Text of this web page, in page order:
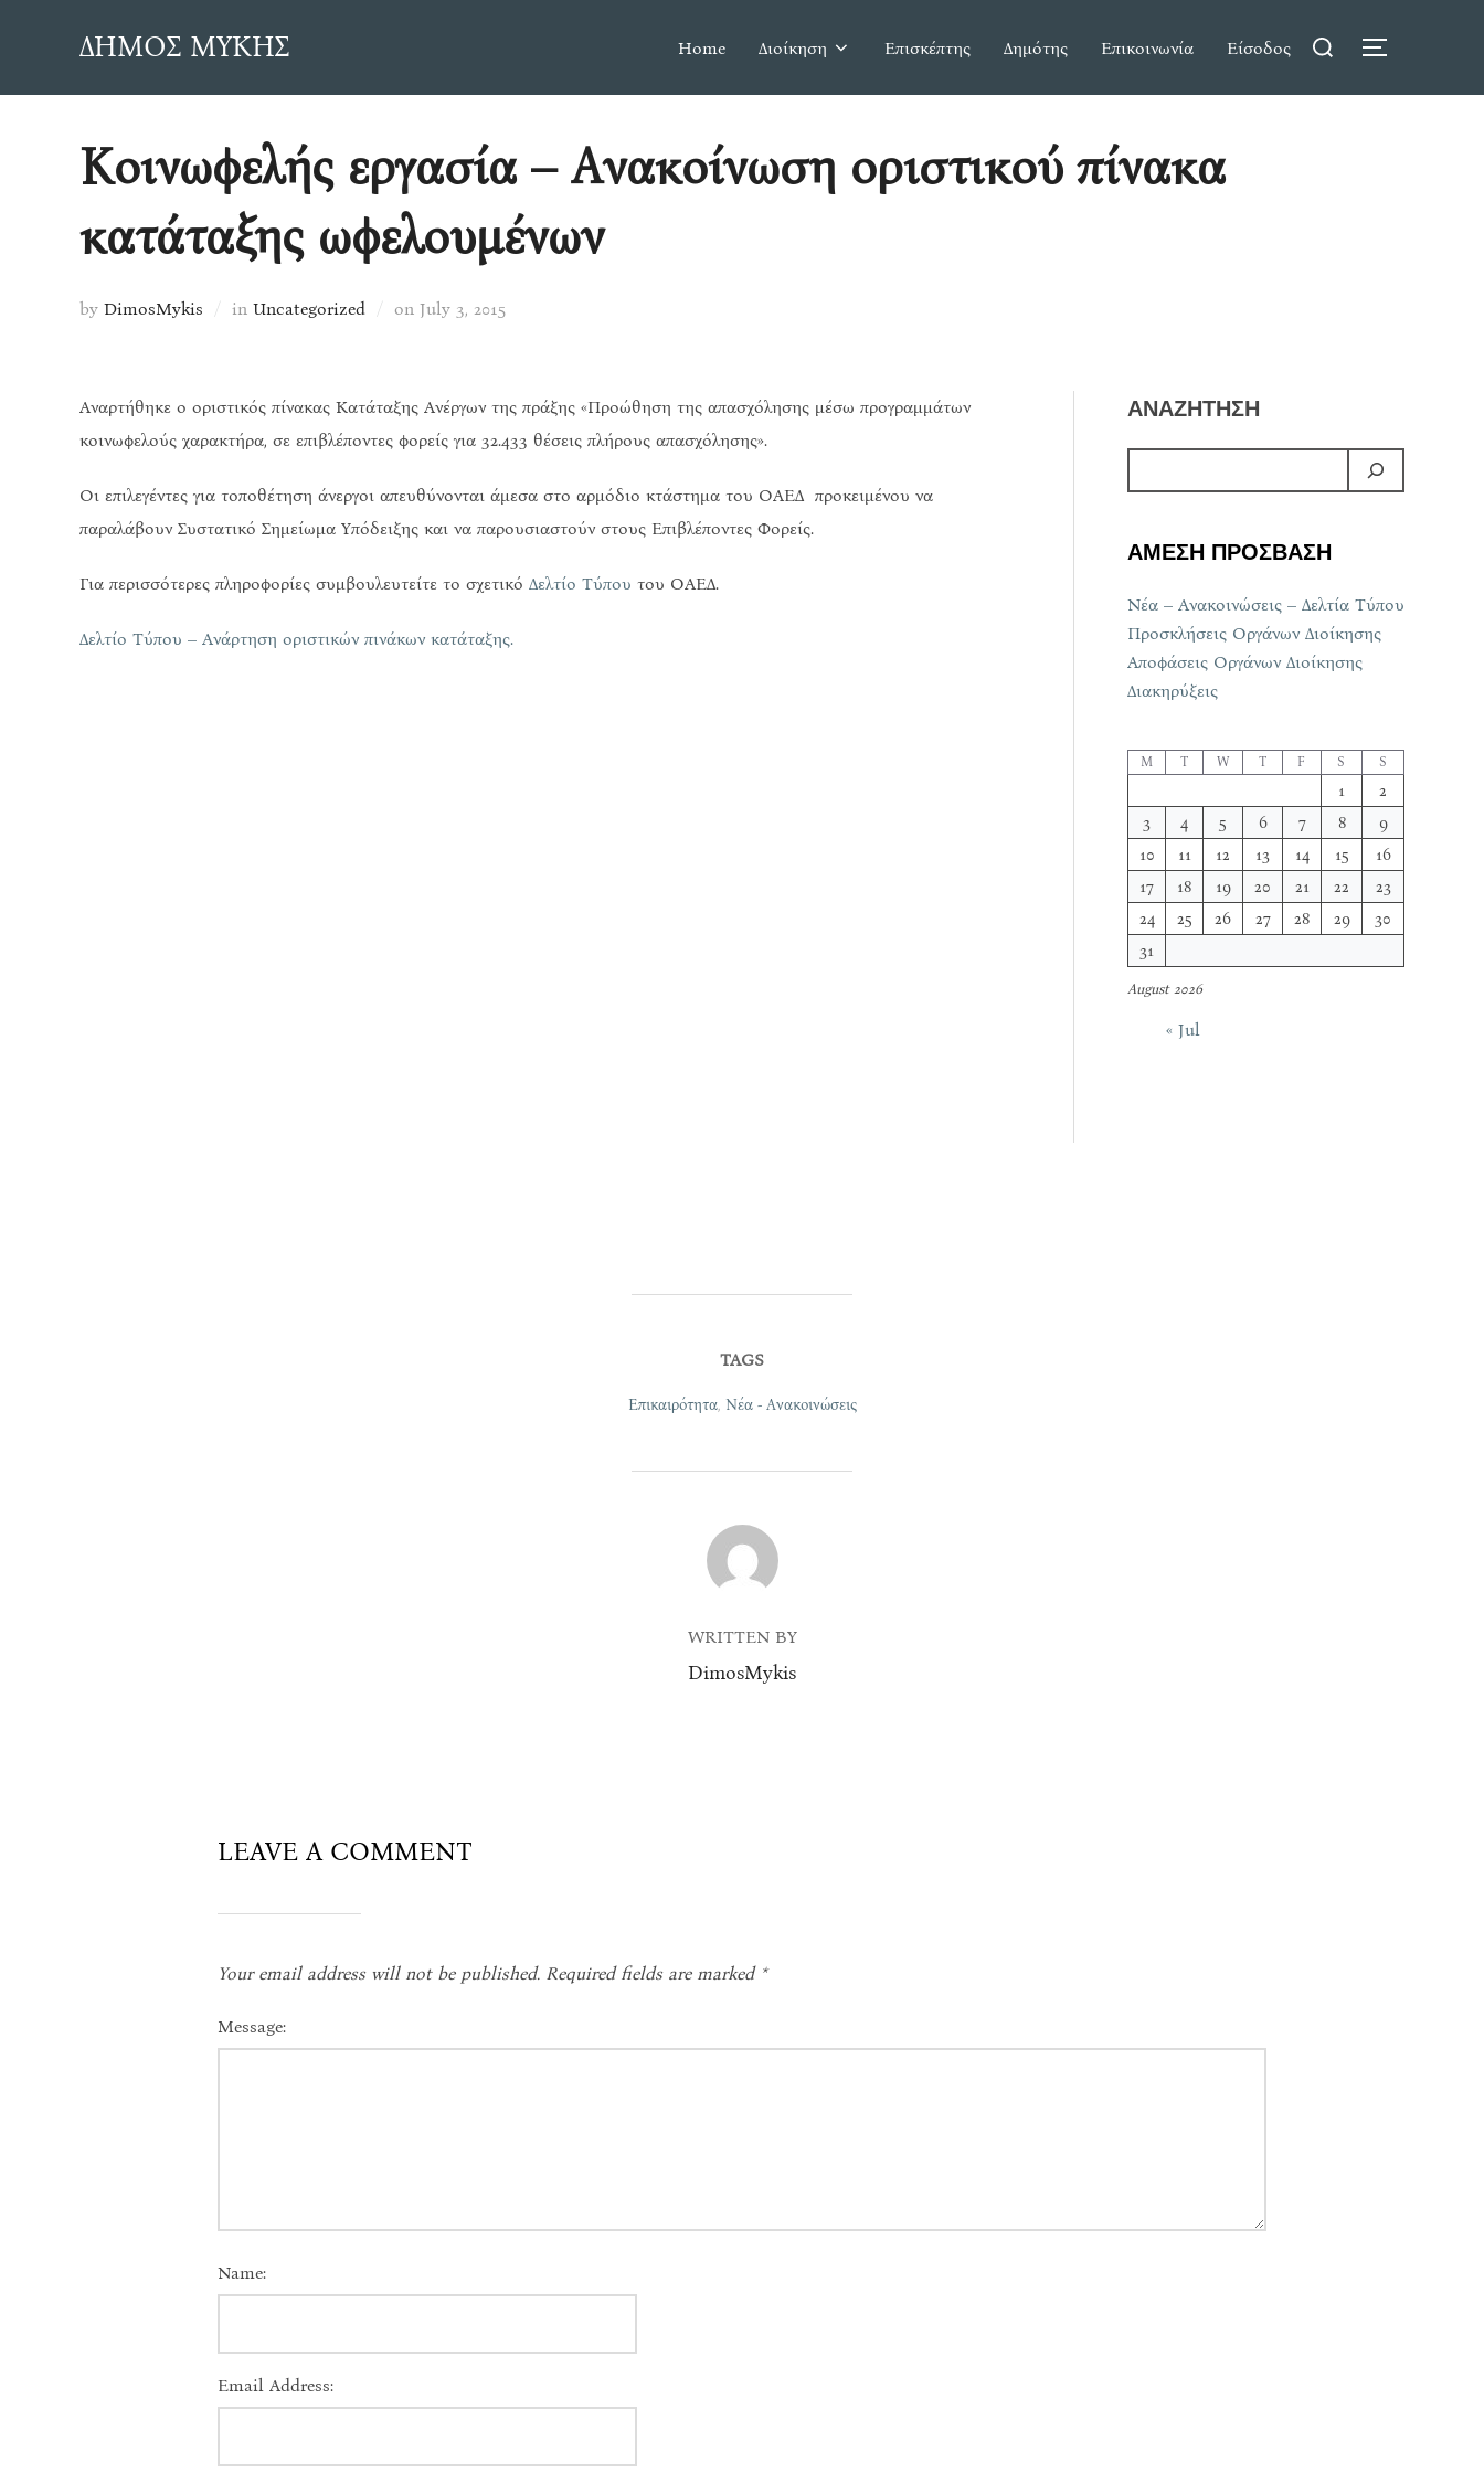
ΔΗΜΟΣ ΜΥΚΗΣ Home Διοίκηση Επισκέπτης Δημότης Επικοινωνία Είσοδος
Search
TOGGLE
Κοινωφελής εργασία – Ανακοίνωση οριστικού πίνακα
κατάταξης ωφελουμένων
by DimosMykis in Uncategorized on Posted
July 3, 2015
Αναρτήθηκε ο οριστικός πίνακας Κατάταξης Ανέργων της πράξης «Προώθηση της απασχόλησης μέσω προγραμμάτων
κοινωφελούς χαρακτήρα, σε επιβλέποντες φορείς για 32.433 θέσεις πλήρους απασχόλησης».
Οι επιλεγέντες για τοποθέτηση άνεργοι απευθύνονται άμεσα στο αρμόδιο κτάστημα του ΟΑΕΔ προκειμένου να
παραλάβουν Συστατικό Σημείωμα Υπόδειξης και να παρουσιαστούν στους Επιβλέποντες Φορείς.
Για περισσότερες πληροφορίες συμβουλευτείτε το σχετικό Δελτίο Τύπου του ΟΑΕΔ.
Δελτίο Τύπου – Ανάρτηση οριστικών πινάκων κατάταξης.
ΑΝΑΖΗΤΗΣΗ
ΑΜΕΣΗ ΠΡΟΣΒΑΣΗ
Νέα – Ανακοινώσεις – Δελτία Τύπου
Προσκλήσεις Οργάνων Διοίκησης
Αποφάσεις Οργάνων Διοίκησης
Διακηρύξεις
August 2026
M T W T F S S
1
2
3
4 5 6 7 8
9
10
11 12 13 14 15
16
17
18 19 20 21 22
23
24
25 26 27 28 29
30
31
« Jul
TAGS
Επικαιρότητα, Νέα - Ανακοινώσεις
POST AUTHOR
WRITTEN BY
DimosMykis
LEAVE A COMMENT
Your email address will not be published. Required fields are marked *
Message:
Name:
Email Address: